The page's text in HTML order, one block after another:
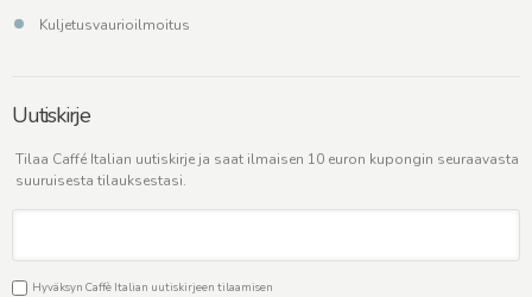
Kuljetusvaurioilmoitus
Uutiskirje
Tilaa Caffé Italian uutiskirje ja saat ilmaisen 10 euron kupongin seuraavasta
suuruisesta tilauksestasi.
Hyväksyn Caffè Italian uutiskirjeen tilaamisen